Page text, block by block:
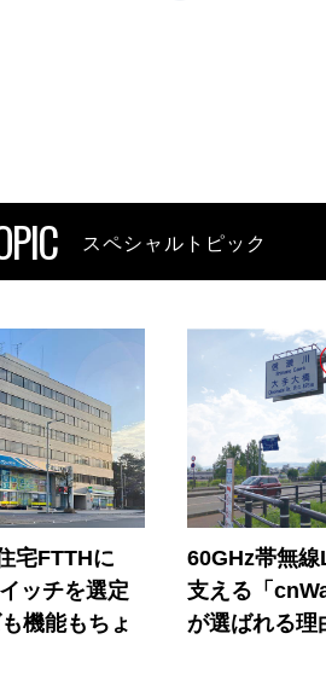
スペシャルトピック
宅FTTHに
ッチを選定
機能もちょ
60GHz帯無
支える「
が選ばれる理